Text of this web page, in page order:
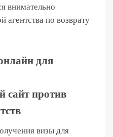
внимательно
агентства по возврату
для
сайт против
визы для